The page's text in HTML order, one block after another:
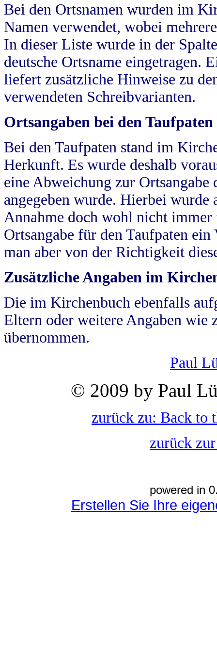
Bei den Ortsnamen wurden im
Namen verwendet, wobei
In dieser Liste wurde in der
deutsche Ortsname eingetragen.
liefert zusätzliche Hinweise zu
verwendeten Schreibvarianten.
Ortsangaben bei den Taufpaten
Bei den Taufpaten stand im
Herkunft. Es wurde deshalb
eine Abweichung zur
angegeben wurde. Hierbei wurde
Annahme doch wohl nicht
Ortsangabe für den Taufpaten
man aber von der Richtigkeit
Zusätzliche Angaben im
Die im Kirchenbuch ebenfalls
Eltern oder weitere Angaben wie
übernommen.
Paul
© 2009 by Paul
zurück zu: Back to
zurück
powered in
Erstellen Sie Ihre